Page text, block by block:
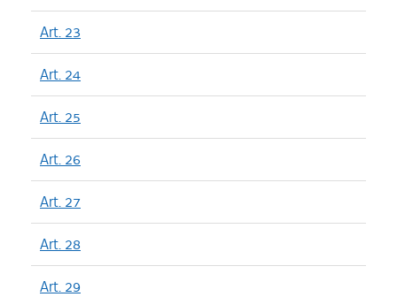
Art. 23
Art. 24
Art. 25
Art. 26
Art. 27
Art. 28
Art. 29